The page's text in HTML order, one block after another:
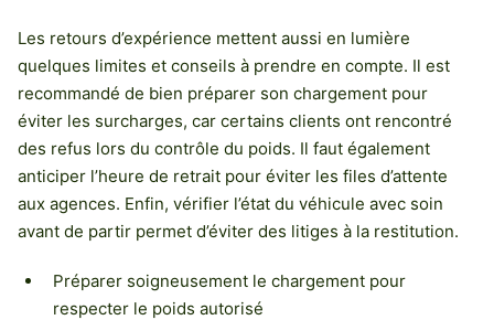
Les retours d’expérience mettent aussi en lumière
quelques limites et conseils à prendre en compte. Il est
recommandé de bien préparer son chargement pour
éviter les surcharges, car certains clients ont rencontré
des refus lors du contrôle du poids. Il faut également
anticiper l’heure de retrait pour éviter les files d’attente
aux agences. Enfin, vérifier l’état du véhicule avec soin
avant de partir permet d’éviter des litiges à la restitution.
Préparer soigneusement le chargement pour
respecter le poids autorisé